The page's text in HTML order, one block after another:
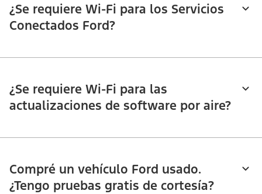
¿Se requiere Wi-Fi para los Servicios
Conectados Ford?
¿Se requiere Wi-Fi para las
actualizaciones de software por aire?​​​​​​​
Compré un vehículo Ford usado.
¿Tengo pruebas gratis de cortesía?​​​​​​​